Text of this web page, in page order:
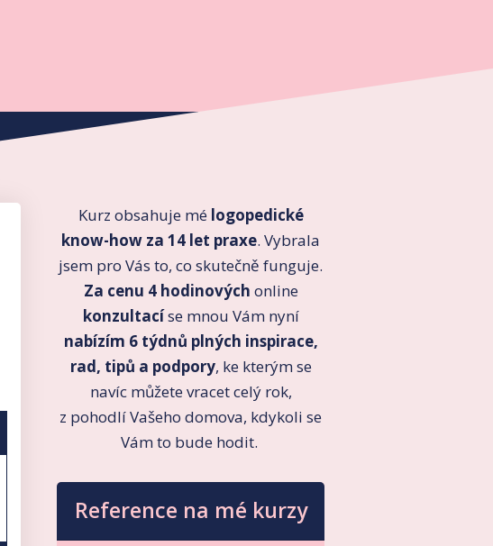
Kurz obsahuje mé logopedické
know-how za 14 let praxe. Vybrala
jsem pro Vás to, co skutečně funguje.
Za cenu 4 hodinových online
konzultacíse mnou Vám nyní
nabízím 6 týdnů plných inspirace,
rad, tipů a podpory, ke kterým se
navíc můžete vracet celý rok,
z pohodlí Vašeho domova, kdykoli se
Vám to bude hodit.
Reference na mé kurzy